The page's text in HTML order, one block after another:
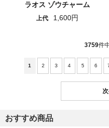
ラオス ゾウチャーム
上代 1,600円
3759件
1 2 3 4 5 6
おすすめ商品